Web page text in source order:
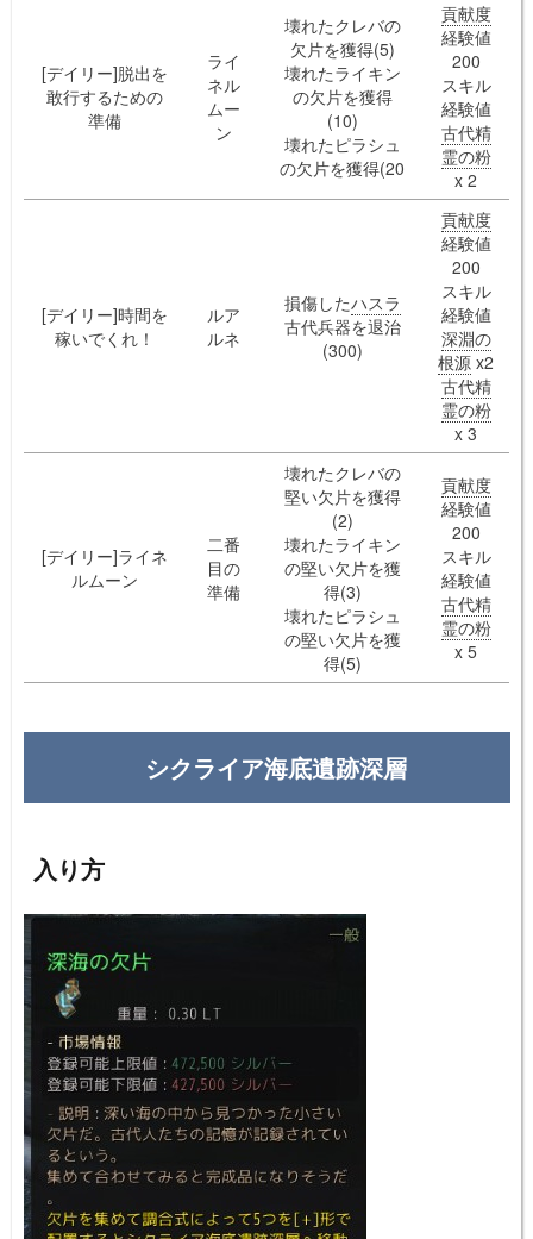
[デイリー]脱出を
敢行するための
準備
ライ
ネル
ムー
ン
壊れたクレバの
欠片を獲得(5)
壊れたライキン
の欠片を獲得
(10)
壊れたピラシュ
の欠片を獲得(20
貢献度
経験値
200
スキル
経験値
古代精
霊の粉
x 2
[デイリー]時間を
稼いでくれ！
ルア
ルネ
損傷したハスラ
古代兵器を退治
(300)
貢献度
経験値
200
スキル
経験値
深淵の
根源 x2
古代精
霊の粉
x 3
[デイリー]ライネ
ルムーン
二番
目の
準備
壊れたクレバの
堅い欠片を獲得
(2)
壊れたライキン
の堅い欠片を獲
得(3)
壊れたピラシュ
の堅い欠片を獲
得(5)
貢献度
経験値
200
スキル
経験値
古代精
霊の粉
x 5
シクライア海底遺跡深層
入り方